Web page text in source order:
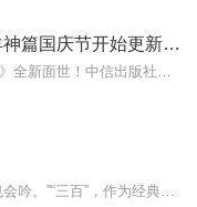
小猪屏蓬十二生肖神8 羊神篇国庆节开始更新啦！